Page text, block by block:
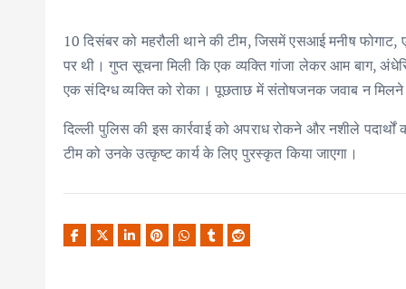
10 दिसंबर को महरौली थाने की टीम, जिसमें एसआई मनीष
पर थी। गुप्त सूचना मिली कि एक व्यक्ति गांजा लेकर आम बाग,
एक संदिग्ध व्यक्ति को रोका। पूछताछ में संतोषजनक जवाब न
दिल्ली पुलिस की इस कार्रवाई को अपराध रोकने और नशीले
टीम को उनके उत्कृष्ट कार्य के लिए पुरस्कृत किया जाएगा।